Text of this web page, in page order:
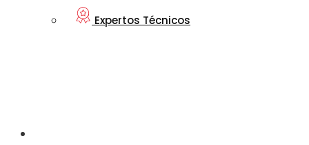
Expertos Técnicos